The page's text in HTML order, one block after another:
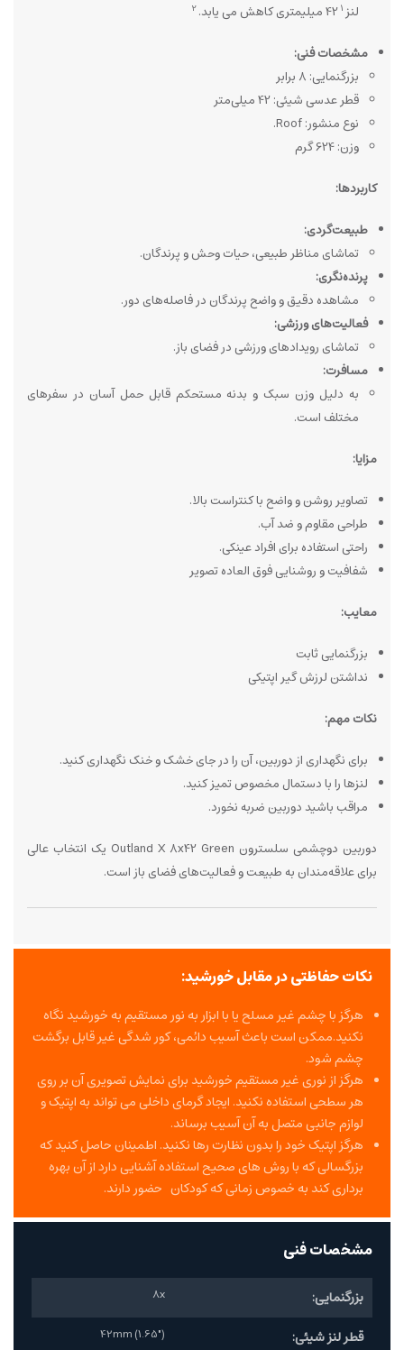
لنز 42 میلیمتری کاهش می یابد.
مشخصات فنی:
بزرگنمایی: 8 برابر
قطر عدسی شیئی: 42 میلی‌متر
نوع منشور: Roof.
وزن: 624 گرم
کاربردها:
طبیعت‌گردی:
تماشای مناظر طبیعی، حیات وحش و پرندگان.
پرنده‌نگری:
مشاهده دقیق و واضح پرندگان در فاصله‌های دور.
فعالیت‌های ورزشی:
تماشای رویدادهای ورزشی در فضای باز.
مسافرت:
به دلیل وزن سبک و بدنه مستحکم قابل حمل آسان در سفرهای
مختلف است.
مزایا:
تصاویر روشن و واضح با کنتراست بالا.
طراحی مقاوم و ضد آب.
راحتی استفاده برای افراد عینکی.
شفافیت و روشنایی فوق العاده تصویر
معایب:
بزرگنمایی ثابت
نداشتن لرزش گیر اپتیکی
نکات مهم:
برای نگهداری از دوربین، آن را در جای خشک و خنک نگهداری کنید.
لنزها را با دستمال مخصوص تمیز کنید.
مراقب باشید دوربین ضربه نخورد.
دوربین دوچشمی سلسترون Outland X 8x42 Green یک انتخاب عالی
برای علاقه‌مندان به طبیعت و فعالیت‌های فضای باز است.
نکات حفاظتی در مقابل خورشید:
هرگز با چشم غیر مسلح یا با ابزار به نور مستقیم به خورشید نگاه
نکنید.ممکن است باعث آسیب دائمی، کور شدگی غیر قابل برگشت
چشم شود.
هرگز از نوری غیر مستقیم خورشید برای نمایش تصویری آن بر روی
هر سطحی استفاده نکنید. ایجاد گرمای داخلی می تواند به اپتیک و
لوازم جانبی متصل به آن آسیب برساند.
هرگز اپتیک خود را بدون نظارت رها نکنید. اطمینان حاصل کنید که
بزرگسالی که با روش های صحیح استفاده آشنایی دارد از آن بهره
برداری کند به خصوص زمانی که کودکان حضور دارند.
مشخصات فنی
بزرگنمایی: 8x
قطر لنز شیئی: 42mm (1.65")